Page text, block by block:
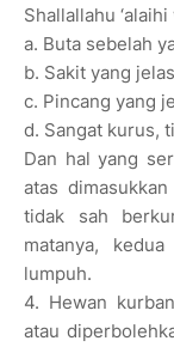
Shallallahu
a. Buta sebelah
b. Sakit yang
c. Pincang yang
d. Sangat kurus,
Dan hal yang
atas
tidak sah
matanya,
lumpuh.
4. Hewan
atau